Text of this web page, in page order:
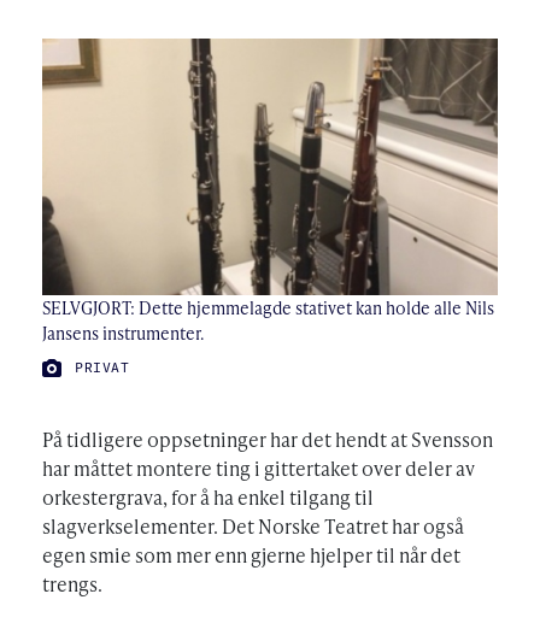
SELVGJORT: Dette hjemmelagde stativet kan holde alle Nils
Jansens instrumenter.
FOTO:
PRIVAT
På tidligere oppsetninger har det hendt at Svensson
har måttet montere ting i gittertaket over deler av
orkestergrava, for å ha enkel tilgang til
slagverkselementer. Det Norske Teatret har også
egen smie som mer enn gjerne hjelper til når det
trengs.